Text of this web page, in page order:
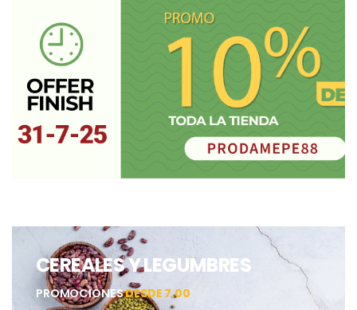
CEREALES Y LEGUMBRES
PROMOCIONESDESDE 7.00